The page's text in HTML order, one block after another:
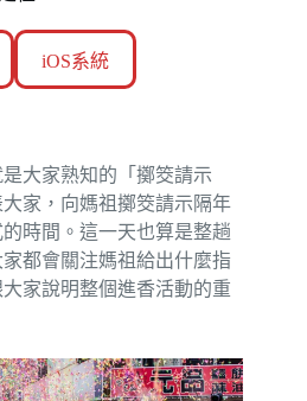
iOS系統
大家熟知的「擲筊請示
家，向媽祖擲筊請示隔年
時間。這一天也算是整趟
都會關注媽祖給出什麼指
家說明整個進香活動的重